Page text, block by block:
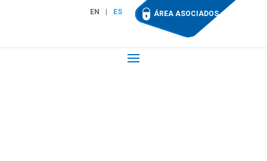
EN ES ÁREA ASOCIADOS